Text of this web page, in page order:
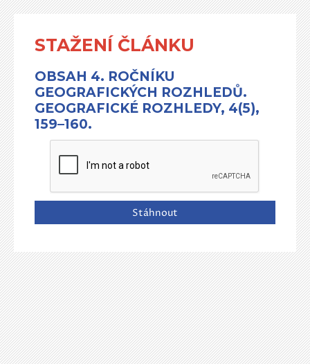
STAŽENÍ ČLÁNKU
OBSAH 4. ROČNÍKU
GEOGRAFICKÝCH ROZHLEDŮ.
GEOGRAFICKÉ ROZHLEDY, 4(5),
159–160.